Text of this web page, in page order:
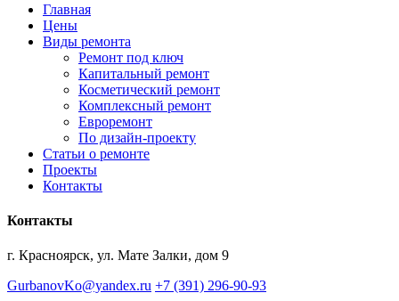
Главная
Цены
Виды ремонта
Ремонт под ключ
Капитальный ремонт
Косметический ремонт
Комплексный ремонт
Евроремонт
По дизайн-проекту
Статьи о ремонте
Проекты
Контакты
Контакты
г. Красноярск, ул. Мате Залки, дом 9
GurbanovKo@yandex.ru +7 (391) 296-90-93